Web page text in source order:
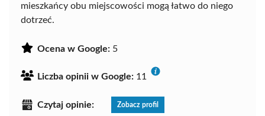
mieszkańcy obu miejscowości mogą łatwo do niego
dotrzeć.
Ocena w Google: 5
Liczba opinii w Google: 11
Czytaj opinie: Zobacz profil